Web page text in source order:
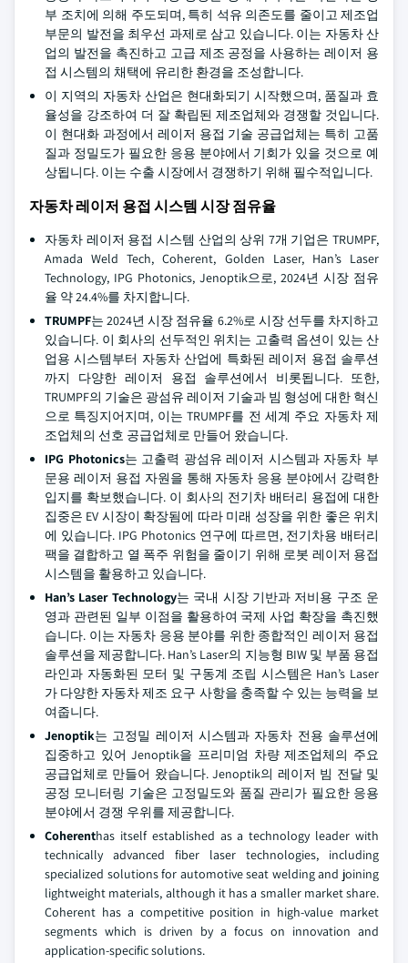
부 조치에 의해 주도되며, 특히 석유 의존도를 줄이고 제조업
부문의 발전을 최우선 과제로 삼고 있습니다. 이는 자동차 산
업의 발전을 촉진하고 고급 제조 공정을 사용하는 레이저 용
접 시스템의 채택에 유리한 환경을 조성합니다.
이 지역의 자동차 산업은 현대화되기 시작했으며, 품질과 효
율성을 강조하여 더 잘 확립된 제조업체와 경쟁할 것입니다.
이 현대화 과정에서 레이저 용접 기술 공급업체는 특히 고품
질과 정밀도가 필요한 응용 분야에서 기회가 있을 것으로 예
상됩니다. 이는 수출 시장에서 경쟁하기 위해 필수적입니다.
자동차 레이저 용접 시스템 시장 점유율
자동차 레이저 용접 시스템 산업의 상위 7개 기업은 TRUMPF,
Amada Weld Tech, Coherent, Golden Laser, Han’s Laser
Technology, IPG Photonics, Jenoptik으로, 2024년 시장 점유
율 약 24.4%를 차지합니다.
TRUMPF는 2024년 시장 점유율 6.2%로 시장 선두를 차지하고
있습니다. 이 회사의 선두적인 위치는 고출력 옵션이 있는 산
업용 시스템부터 자동차 산업에 특화된 레이저 용접 솔루션
까지 다양한 레이저 용접 솔루션에서 비롯됩니다. 또한,
TRUMPF의 기술은 광섬유 레이저 기술과 빔 형성에 대한 혁신
으로 특징지어지며, 이는 TRUMPF를 전 세계 주요 자동차 제
조업체의 선호 공급업체로 만들어 왔습니다.
IPG Photonics는 고출력 광섬유 레이저 시스템과 자동차 부
문용 레이저 용접 자원을 통해 자동차 응용 분야에서 강력한
입지를 확보했습니다. 이 회사의 전기차 배터리 용접에 대한
집중은 EV 시장이 확장됨에 따라 미래 성장을 위한 좋은 위치
에 있습니다. IPG Photonics 연구에 따르면, 전기차용 배터리
팩을 결합하고 열 폭주 위험을 줄이기 위해 로봇 레이저 용접
시스템을 활용하고 있습니다.
Han’s Laser Technology는 국내 시장 기반과 저비용 구조 운
영과 관련된 일부 이점을 활용하여 국제 사업 확장을 촉진했
습니다. 이는 자동차 응용 분야를 위한 종합적인 레이저 용접
솔루션을 제공합니다. Han’s Laser의 지능형 BIW 및 부품 용접
라인과 자동화된 모터 및 구동계 조립 시스템은 Han’s Laser
가 다양한 자동차 제조 요구 사항을 충족할 수 있는 능력을 보
여줍니다.
Jenoptik는 고정밀 레이저 시스템과 자동차 전용 솔루션에
집중하고 있어 Jenoptik을 프리미엄 차량 제조업체의 주요
공급업체로 만들어 왔습니다. Jenoptik의 레이저 빔 전달 및
공정 모니터링 기술은 고정밀도와 품질 관리가 필요한 응용
분야에서 경쟁 우위를 제공합니다.
Coherenthas itself established as a technology leader with
technically advanced fiber laser technologies, including
specialized solutions for automotive seat welding and joining
lightweight materials, although it has a smaller market share.
Coherent has a competitive position in high-value market
segments which is driven by a focus on innovation and
application-specific solutions.